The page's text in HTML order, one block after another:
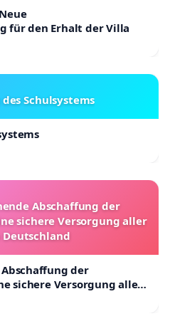
für den Erhalt der Villa
Schulsystems
Abschaffung der
sichere Versorgung aller
der
sichere Versorgung aller